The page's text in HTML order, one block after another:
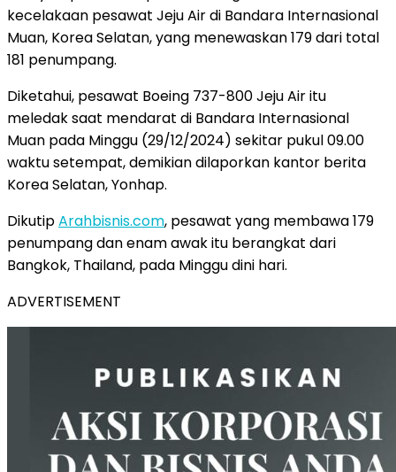
kecelakaan pesawat Jeju Air di Bandara Internasional
Muan, Korea Selatan, yang menewaskan 179 dari total
181 penumpang.
Diketahui, pesawat Boeing 737-800 Jeju Air itu
meledak saat mendarat di Bandara Internasional
Muan pada Minggu (29/12/2024) sekitar pukul 09.00
waktu setempat, demikian dilaporkan kantor berita
Korea Selatan, Yonhap.
DikutipArahbisnis.com, pesawat yang membawa 179
penumpang dan enam awak itu berangkat dari
Bangkok, Thailand, pada Minggu dini hari.
ADVERTISEMENT